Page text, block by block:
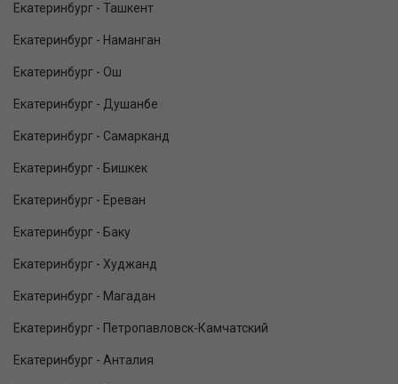
Екатеринбург - Ташкент
Екатеринбург - Наманган
Екатеринбург - Ош
Екатеринбург - Душанбе
Екатеринбург - Самарканд
Екатеринбург - Бишкек
Екатеринбург - Ереван
Екатеринбург - Баку
Екатеринбург - Худжанд
Екатеринбург - Магадан
Екатеринбург - Петропавловск-Камчатский
Екатеринбург - Анталия